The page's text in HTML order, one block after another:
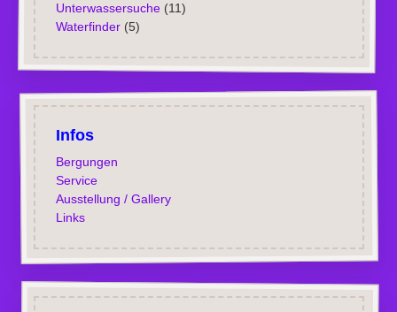
Unterwassersuche(11)
Waterfinder(5)
Infos
Bergungen
Service
Ausstellung / Gallery
Links